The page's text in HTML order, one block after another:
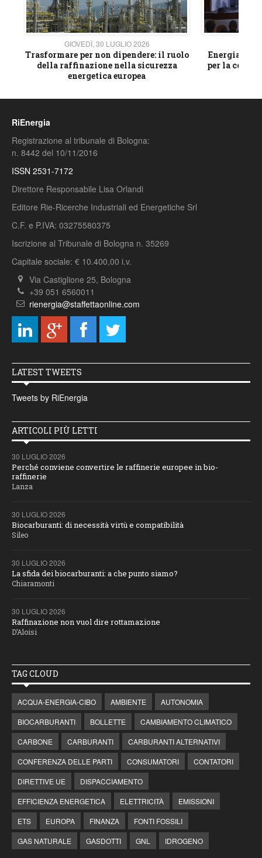
GIOVEDÌ, 30 LUGLIO 2026
Trasformare per non dipendere: il ruolo
della raffinazione nella sicurezza
energetica europea
Energia e
per la
RiEnergia
Registrazione al tribunale di Bologna:
n. 8442 del 10/11/2016
ISSN 2531-7172
Direttore Responsabile Lisa Orlandi
Editore Rie-Ricerche Industriali ed Energetiche Srl
C.F. e P.IVA: 03275580375
Iscrizione al Tribunale di Bologna n. 35269
Capitale sociale: € 10.400,00 i.v.
Via Castiglione 25, Bologna
+39 051 6560011
rienergia@staffettaonline.com
LATEST TWEETS
Tweets by RiEnergia
ARTICOLI PIÙ LETTI
30 LUGLIO 2026
Perché conviene convertire le raffinerie europee in bio-
raffinerie
Lanza
30 LUGLIO 2026
Biocarburanti: di necessità virtù e compatibilità
Sileo
30 LUGLIO 2026
La sfida dei biocarburanti: a che punto siamo?
Chiaramonti
30 LUGLIO 2026
Raffinazione non vuol dire rottamazione
D’Aloisi
TAG CLOUD
ACQUA-ENERGIA-CIBO AMBIENTE
AUTONOMIA
BIOCARBURANTI
BOLLETTE
CAMBIAMENTO CLIMATICO
CARBONE
CARBURANTI
CARBURANTI ALTERNATIVI
CONFERENZA DELLE PARTI
CONSUMATORI
CONTATORI
DIRETTIVE UE
DISPACCIAMENTO
EFFICIENZA ENERGETICA
ELETTRICITÀ
EMISSIONI
ETS
EUROPA FINANZA
FONTI FOSSILI
GAS NATURALE
GASDOTTI GNL IDROGENO